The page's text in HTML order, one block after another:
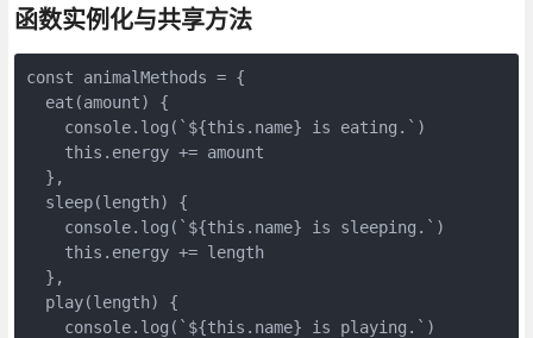
函数实例化与共享方法
const animalMethods = {
  eat(amount) {
    console.log(`${this.name} is eating.`)
    this.energy += amount
  },
  sleep(length) {
    console.log(`${this.name} is sleeping.`)
    this.energy += length
  },
  play(length) {
    console.log(`${this.name} is playing.`)